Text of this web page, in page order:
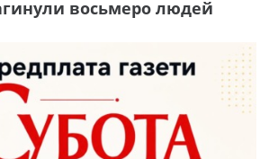
восьмеро людей